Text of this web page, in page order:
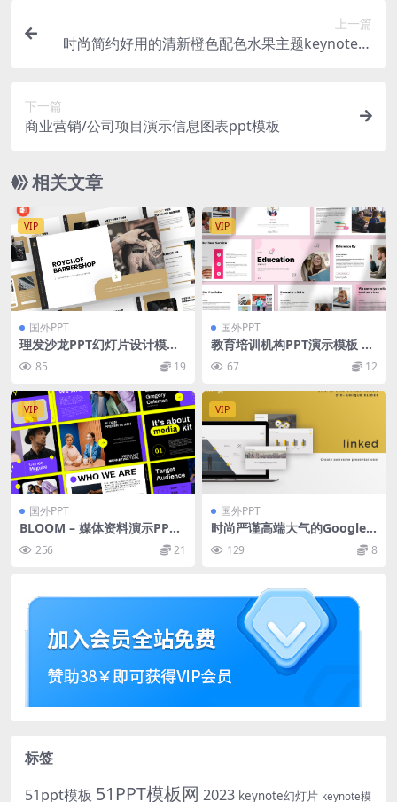
上一篇
时尚简约好用的清新橙色配色水果主题keynote幻
下一篇
商业营销/公司项目演示信息图表ppt模板
相关文章
VIP
国外PPT
理发沙龙PPT幻灯片设计模板
Roychoe – Barbershop Pow
erpoint Template
85 19
VIP
国外PPT
教育培训机构PPT演示模板 Ed
ucation Presentation Temp
late67 12
VIP
国外PPT
BLOOM – 媒体资料演示PPT
模板256 21
VIP
国外PPT
时尚严谨高端大气的Google p
owerpoint幻灯片演示模版
（pptx）
129 8
标签
51ppt模板 51PPT模板网 2023 keynote幻灯片 keynote模